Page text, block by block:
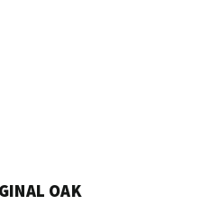
OAK